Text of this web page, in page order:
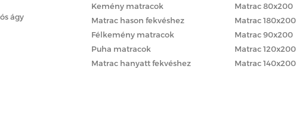
ágy
Kemény matracok
Matrac hason fekvéshez
Félkemény matracok
Puha matracok
Matrac hanyatt fekvéshez
Matrac 80x200
Matrac 180x200
Matrac 90x200
Matrac 120x200
Matrac 140x200